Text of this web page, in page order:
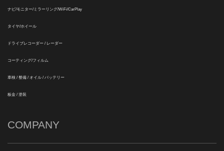
ナビ/モニター/ミラーリング/WiFi/CarPlay
タイヤ/ホイール
ドライブレコーダー / レーダー
コーティング/フィルム
車検 / 整備 / オイル / バッテリー
板金 / 塗装
COMPANY